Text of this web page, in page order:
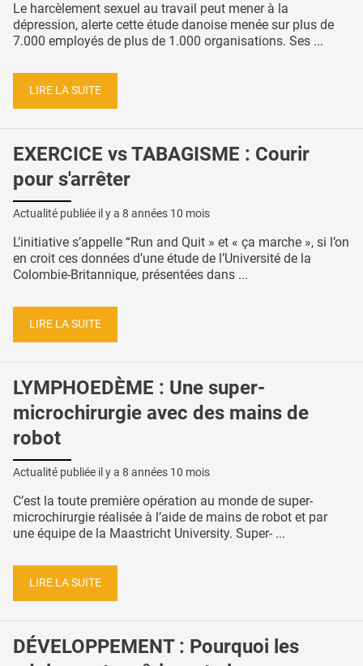
Le harcèlement sexuel au travail peut mener à la
dépression, alerte cette étude danoise menée sur plus de
7.000 employés de plus de 1.000 organisations. Ses ...
LIRE LA SUITE
EXERCICE vs TABAGISME : Courir
pour s'arrêter
Actualité publiée il y a 8 années 10 mois
L’initiative s’appelle “Run and Quit » et « ça marche », si l’on
en croit ces données d’une étude de l’Université de la
Colombie-Britannique, présentées dans ...
LIRE LA SUITE
LYMPHOEDÈME : Une super-
microchirurgie avec des mains de
robot
Actualité publiée il y a 8 années 10 mois
C’est la toute première opération au monde de super-
microchirurgie réalisée à l’aide de mains de robot et par
une équipe de la Maastricht University. Super- ...
LIRE LA SUITE
DÉVELOPPEMENT : Pourquoi les